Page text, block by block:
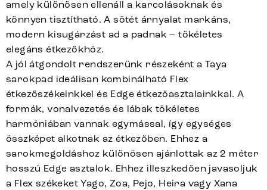
amely különösen ellenáll a karcolásoknak és
könnyen tisztítható. A sötét árnyalat markáns,
modern kisugárzást ad a padnak – tökéletes
elegáns étkezőkhöz.
A jól átgondolt rendszerünk részeként a Taya
sarokpad ideálisan kombinálható Flex
étkezőszékeinkkel és Edge étkezőasztalainkkal. A
formák, vonalvezetés és lábak tökéletes
harmóniában vannak egymással, így egységes
összképet alkotnak az étkezőben. Ehhez a
sarokmegoldáshoz különösen ajánlottak az 2 méter
hosszú Edge asztalok. Ehhez illeszkedően javasoljuk
a Flex székeket Yago, Zoa, Pejo, Heira vagy Xana